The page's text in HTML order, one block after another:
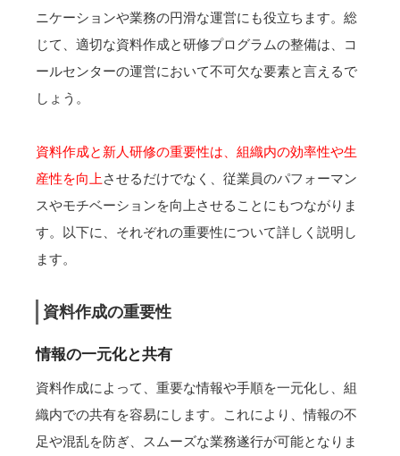
ニケーションや業務の円滑な運営にも役立ちます。総
じて、適切な資料作成と研修プログラムの整備は、コ
ールセンターの運営において不可欠な要素と言えるで
しょう。
資料作成と新人研修の重要性は、組織内の効率性や生
産性を向上 させるだけでなく、従業員のパフォーマン
スやモチベーションを向上させることにもつながりま
す。以下に、それぞれの重要性について詳しく説明し
ます。
資料作成の重要性
情報の一元化と共有
資料作成によって、重要な情報や手順を一元化し、組
織内での共有を容易にします。これにより、情報の不
足や混乱を防ぎ、スムーズな業務遂行が可能となりま